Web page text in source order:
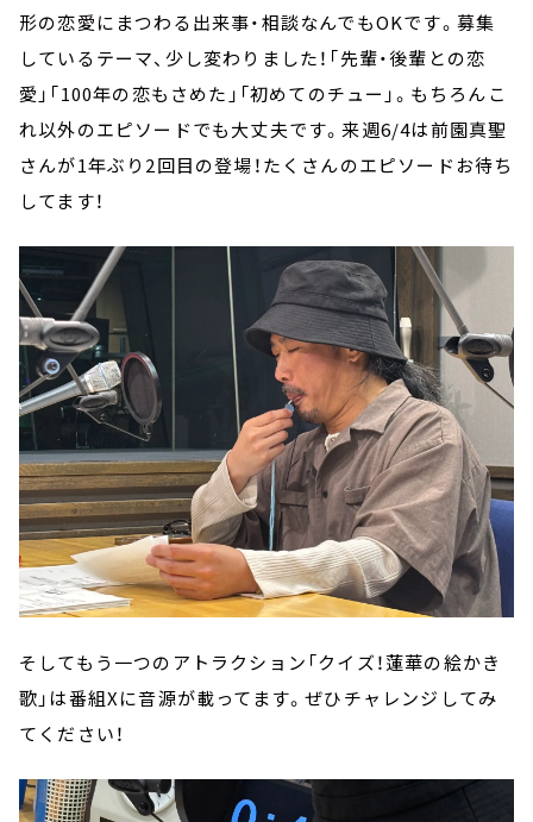
形の恋愛にまつわる出来事・相談なんでもOKです。募集
しているテーマ、少し変わりました！「先輩・後輩との恋
愛」「100年の恋もさめた」「初めてのチュー」。もちろんこ
れ以外のエピソードでも大丈夫です。来週6/4は前園真聖
さんが1年ぶり2回目の登場！たくさんのエピソードお待ち
してます！
そしてもう一つのアトラクション「クイズ！蓮華の絵かき
歌」は番組Xに音源が載ってます。ぜひチャレンジしてみ
てください！